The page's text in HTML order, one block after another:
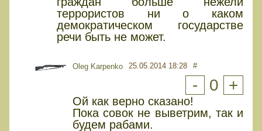
террористов ни о каком
демократическом государстве
речи быть не может.
Oleg Karpenko 25.05.2014 18:28 #
- 0 +
Ой как верно сказано!
Пока совок не выветрим, так и
будем рабами.